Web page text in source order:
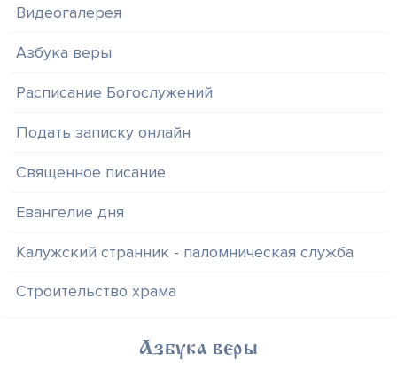
Видеогалерея
Азбука веры
Расписание Богослужений
Подать записку онлайн
Священное писание
Евангелие дня
Калужский странник - паломническая служба
Строительство храма
Азбука веры